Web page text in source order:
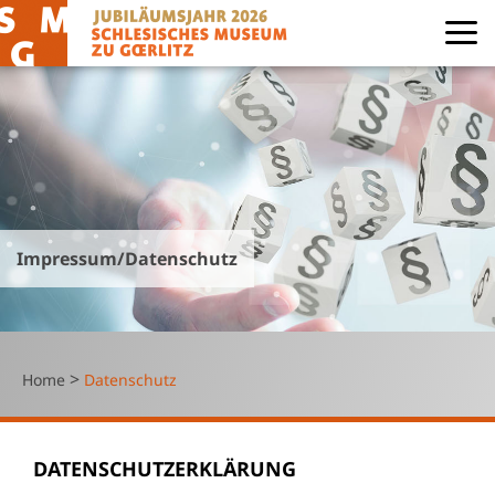
Impressum/Datenschutz
Home > Datenschutz
DATENSCHUTZERKLÄRUNG